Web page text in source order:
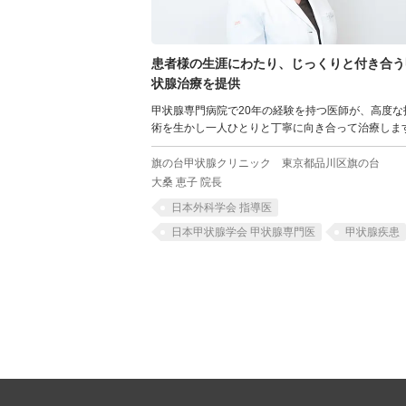
患者様の生涯にわたり、じっくりと付き合う
状腺治療を提供
甲状腺専門病院で20年の経験を持つ医師が、高度な
術を生かし一人ひとりと丁寧に向き合って治療しま
旗の台甲状腺クリニック 東京都品川区旗の台
大桑 恵子 院長
日本外科学会 指導医
日本甲状腺学会 甲状腺専門医
甲状腺疾患